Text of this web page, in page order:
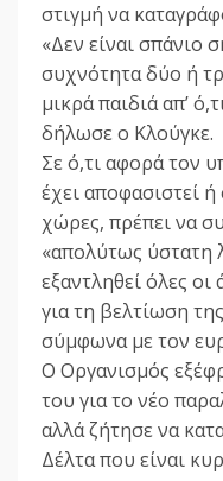
στιγμή να
«Δεν είναι σπάνιο
συχνότητα δύο ή
μικρά παιδιά απ’
δήλωσε ο Κλούγκε.
Σε ό,τι αφορά τον
έχει αποφασιστεί
χώρες, πρέπει να
«απολύτως ύστατη
εξαντληθεί όλες οι
για τη βελτίωση
σύμφωνα με τον
Ο Οργανισμός
του για το νέο
αλλά ζήτησε να
Δέλτα που είναι